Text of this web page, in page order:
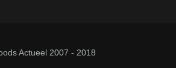
Actueel 2007 - 2018